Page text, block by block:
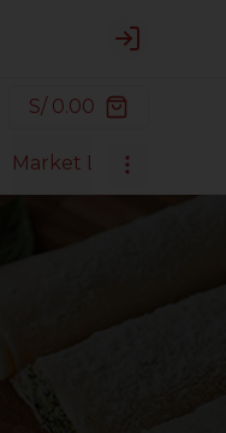
Login
S/ 0.00
Market Lasagnas